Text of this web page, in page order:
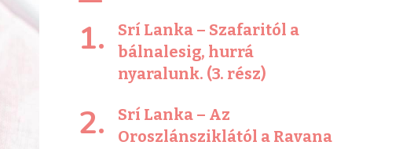
Srí Lanka – Szafaritól a
bálnalesig, hurrá
nyaralunk. (3. rész)
Srí Lanka – Az
Oroszlánsziklától a Ravana